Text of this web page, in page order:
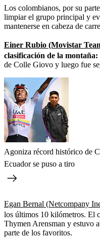
Los colombianos, por su
limpiar el grupo principal y
mantenerse en cabeza de
Einer Rubio (Movistar
clasificación de la montaña:
de Colle Giovo y luego fue
Agoniza récord histórico de
Ecuador se puso a tiro
Egan Bernal (Netcompany
los últimos 10 kilómetros. El
Thymen Arensman y estuvo
parte de los favoritos.